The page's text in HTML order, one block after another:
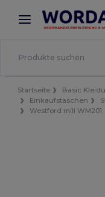
× Wordans
Bessere Preise
Startseite Basic
Einkaufstaschen
Westford mill WM201